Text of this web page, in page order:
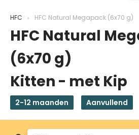
HFC HFC Natural Megapack (6x70 g)
HFC Natural
(6x70 g)
Kitten - met Kip
2-12 maanden Aanvullend